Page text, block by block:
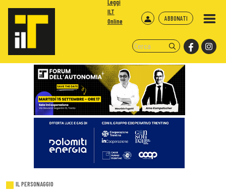
ABBONATI
Leggi
ILT
Online
IL PERSONAGGIO